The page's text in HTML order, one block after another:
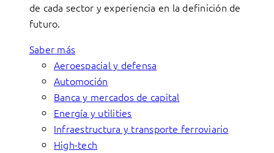
de cada sector y experiencia en la definición de
futuro.
Saber más
Aeroespacial y defensa
Automoción
Banca y mercados de capital
Energía y utilities
Infraestructura y transporte ferroviario
High-tech